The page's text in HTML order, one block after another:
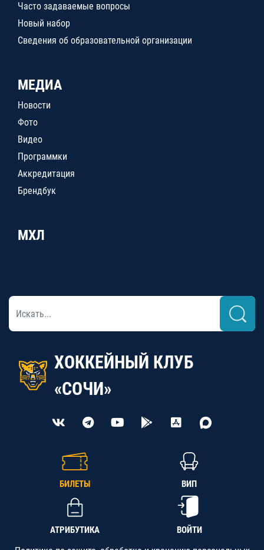
Часто задаваемые вопросы
Новый набор
Сведения об образовательной организации
МЕДИА
Новости
Фото
Видео
Программки
Аккредитация
Брендбук
МХЛ
ХОККЕЙНЫЙ КЛУБ
«СОЧИ»
БИЛЕТЫ ВИП
АТРИБУТИКА ВОЙТИ